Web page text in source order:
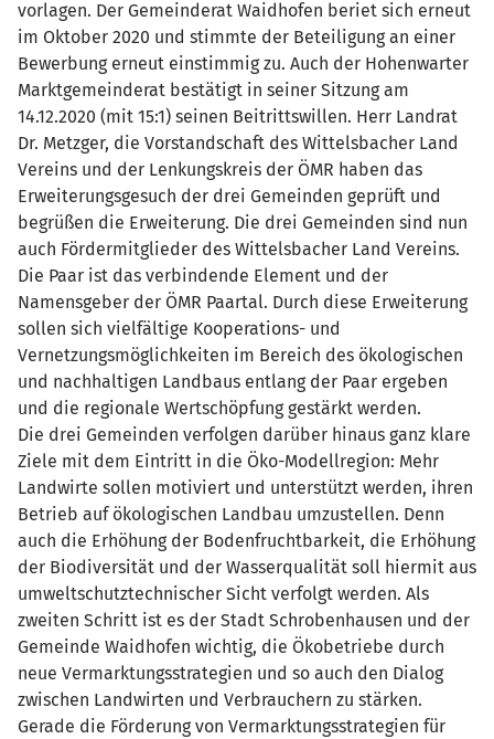
vorlagen. Der Gemeinderat Waidhofen beriet sich erneut
im Oktober 2020 und stimmte der Beteiligung an einer
Bewerbung erneut einstimmig zu. Auch der Hohenwarter
Marktgemeinderat bestätigt in seiner Sitzung am
14.12.2020 (mit 15:1) seinen Beitrittswillen. Herr Landrat
Dr. Metzger, die Vorstandschaft des Wittelsbacher Land
Vereins und der Lenkungskreis der ÖMR haben das
Erweiterungsgesuch der drei Gemeinden geprüft und
begrüßen die Erweiterung. Die drei Gemeinden sind nun
auch Fördermitglieder des Wittelsbacher Land Vereins.
Die Paar ist das verbindende Element und der
Namensgeber der ÖMR Paartal. Durch diese Erweiterung
sollen sich vielfältige Kooperations- und
Vernetzungsmöglichkeiten im Bereich des ökologischen
und nachhaltigen Landbaus entlang der Paar ergeben
und die regionale Wertschöpfung gestärkt werden.
Die drei Gemeinden verfolgen darüber hinaus ganz klare
Ziele mit dem Eintritt in die Öko-Modellregion: Mehr
Landwirte sollen motiviert und unterstützt werden, ihren
Betrieb auf ökologischen Landbau umzustellen. Denn
auch die Erhöhung der Bodenfruchtbarkeit, die Erhöhung
der Biodiversität und der Wasserqualität soll hiermit aus
umweltschutztechnischer Sicht verfolgt werden. Als
zweiten Schritt ist es der Stadt Schrobenhausen und der
Gemeinde Waidhofen wichtig, die Ökobetriebe durch
neue Vermarktungsstrategien und so auch den Dialog
zwischen Landwirten und Verbrauchern zu stärken.
Gerade die Förderung von Vermarktungsstrategien für